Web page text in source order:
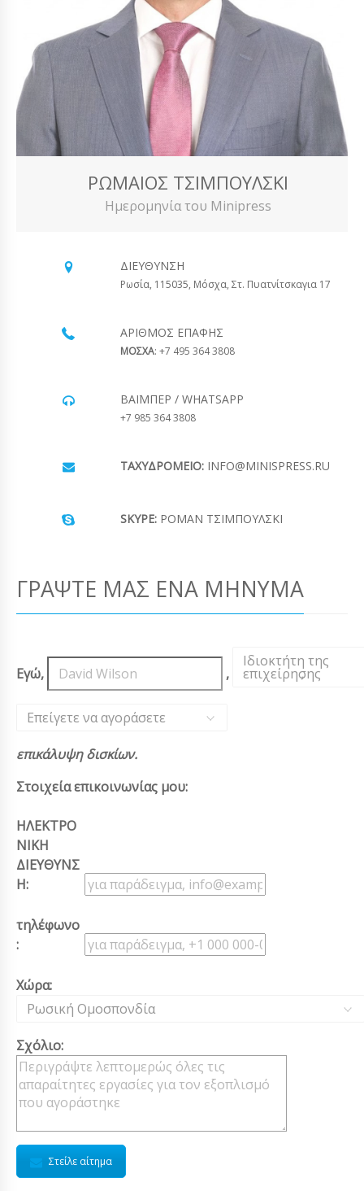
ΡΩΜΑΊΟΣ ΤΣΙΜΠΟΎΛΣΚΙ
Ημερομηνία του Minipress
ΔΙΕΎΘΥΝΣΗ
Ρωσία, 115035, Μόσχα, Στ. Πυατνίτσκαγια 17
ΑΡΙΘΜΌΣ ΕΠΑΦΉΣ
ΜΟΣΧΑ: +7 495 364 3808
ΒΆΙΜΠΕΡ / WHATSAPP
+7 985 364 3808
ΤΑΧΥΔΡΟΜΕΊΟ: INFO@MINISPRESS.RU
SKYPE: ΡΟΜΆΝ ΤΣΙΜΠΟΎΛΣΚΙ
ΓΡΆΨΤΕ ΜΑΣ ΈΝΑ ΜΉΝΥΜΑ
Εγώ, ,
Ιδιοκτήτη της
επιχείρησης
,
Επείγετε να αγοράσετε
επικάλυψη δισκίων.
Στοιχεία επικοινωνίας μου:
ΗΛΕΚΤΡΟ
ΝΙΚΗ
ΔΙΕΥΘΥΝΣ
Η:
τηλέφωνο
:
Χώρα:
Ρωσική Ομοσπονδία
Σχόλιο:
Στείλε αίτημα